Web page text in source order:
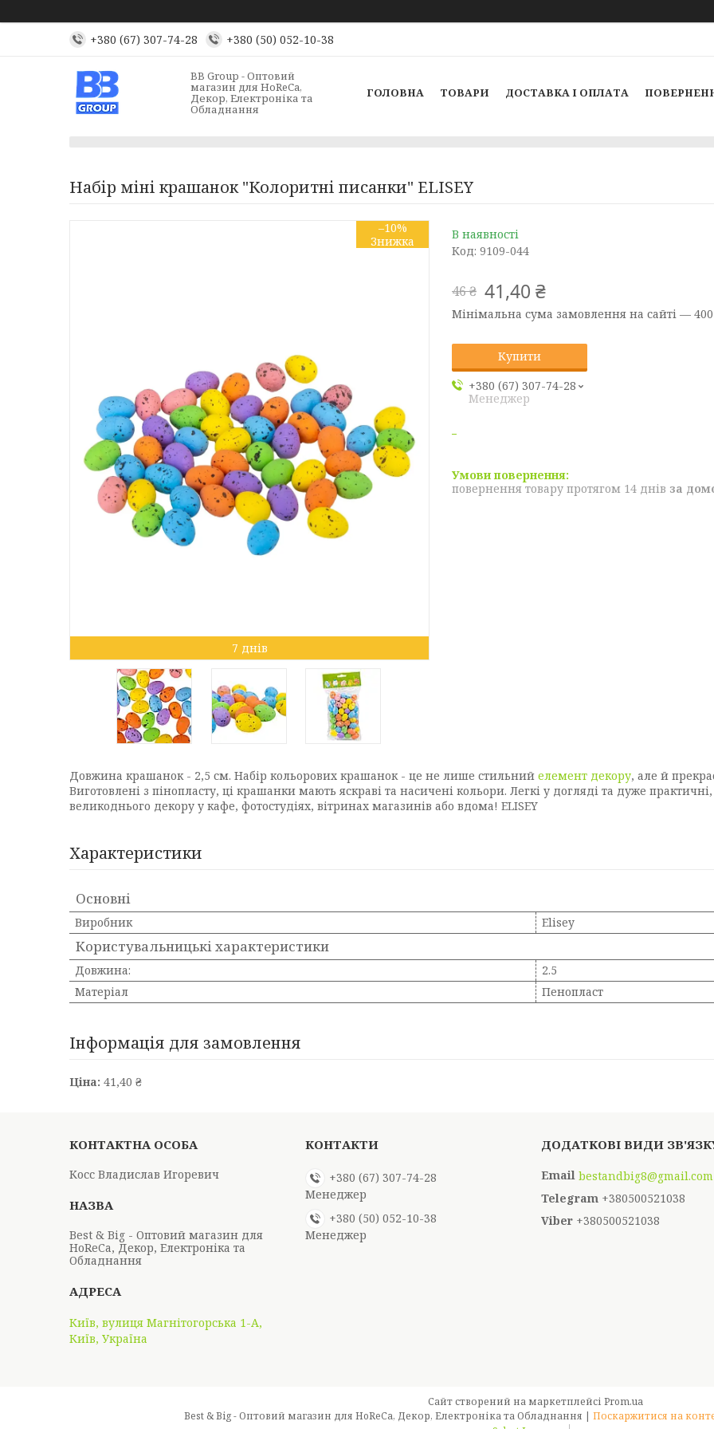
+380 (67) 307-74-28 +380 (50) 052-10-38
BB Group - Оптовий
магазин для HoReCa,
Декор, Електроніка та
Обладнання
ГОЛОВНА ТОВАРИ ДОСТАВКА І ОПЛАТА
Набір міні крашанок "Колоритні писанки" ELISEY
–10%
7 днів
В наявності
Код: 9109-044
46 ₴ 41,40 ₴
Мінімальна сума замовлення на сайті —
Купити
+380 (67) 307-74-28
Менеджер
повернення товару протягом 14 днів за
Довжина крашанок - 2,5 см. Набір кольорових крашанок - це не лише стильний елемент декору, але й
Виготовлені з пінопласту, ці крашанки мають яскраві та насичені кольори. Легкі у догляді та дуже
великоднього декору у кафе, фотостудіях, вітринах магазинів або вдома! ELISEY
Характеристики
Основні
Виробник Elisey
Користувальницькі характеристики
Довжина:
2.5
Матеріал
Пенопласт
Інформація для замовлення
Ціна: 41,40 ₴
Косс Владислав Игоревич
Best & Big - Оптовий магазин для
HoReCa, Декор, Електроніка та
Обладнання
Київ, вулиця Магнітогорська 1-А,
Київ, Україна
+380 (67) 307-74-28
Менеджер
+380 (50) 052-10-38
Менеджер
bestandbig8@gmail.com
+380500521038
+380500521038
Сайт створений на маркетплейсі Prom.ua
Best & Big - Оптовий магазин для HoReCa, Декор, Електроніка та Обладнання | Поскаржитися на